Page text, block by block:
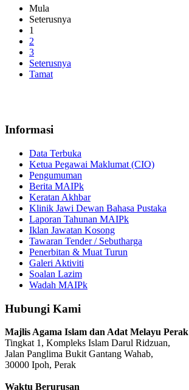
Mula
Seterusnya
1
2
3
Seterusnya
Tamat
Informasi
Data Terbuka
Ketua Pegawai Maklumat (CIO)
Pengumuman
Berita MAIPk
Keratan Akhbar
Klinik Jawi Dewan Bahasa Pustaka
Laporan Tahunan MAIPk
Iklan Jawatan Kosong
Tawaran Tender / Sebutharga
Penerbitan & Muat Turun
Galeri Aktiviti
Soalan Lazim
Wadah MAIPk
Hubungi Kami
Majlis Agama Islam dan Adat Melayu Perak
Tingkat 1, Kompleks Islam Darul Ridzuan,
Jalan Panglima Bukit Gantang Wahab,
30000 Ipoh, Perak
Waktu Berurusan